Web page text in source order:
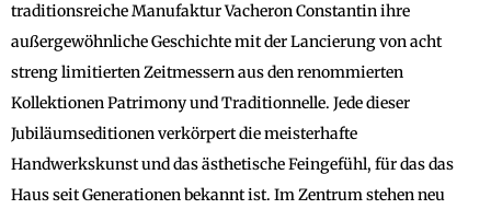
traditionsreiche Manufaktur Vacheron Constantin ihre
außergewöhnliche Geschichte mit der Lancierung von acht
streng limitierten Zeitmessern aus den renommierten
Kollektionen Patrimony und Traditionnelle. Jede dieser
Jubiläumseditionen verkörpert die meisterhafte
Handwerkskunst und das ästhetische Feingefühl, für das das
Haus seit Generationen bekannt ist. Im Zentrum stehen neu